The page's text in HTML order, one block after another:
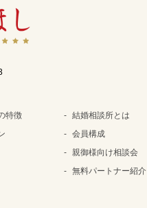
特徴
結婚相談所とは
会員構成
親御様向け相談会
無料パートナー紹介